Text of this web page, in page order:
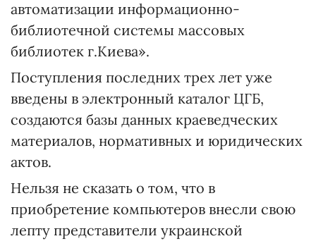
автоматизации информационно-
библиотечной системы массовых
библиотек г.Киева».
Поступления последних трех лет уже
введены в электронный каталог ЦГБ,
создаются базы данных краеведческих
материалов, нормативных и юридических
актов.
Нельзя не сказать о том, что в
приобретение компьютеров внесли свою
лепту представители украинской